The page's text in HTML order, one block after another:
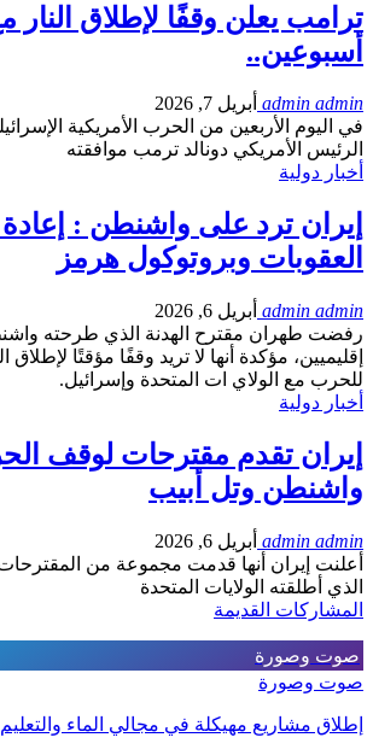
ترامب يعلن وقفًا لإطلاق النار
أسبوعين..
admin admin أبريل 7, 2026
في اليوم الأربعين من الحرب الأمريكية
الرئيس الأمريكي دونالد ترمب موافقته
أخبار دولية
إيران ترد على واشنطن : إعادة
العقوبات وبروتوكول هرمز
admin admin أبريل 6, 2026
رفضت طهران مقترح الهدنة الذي طرحته
إقليميين، مؤكدة أنها لا تريد وقفًا مؤقتًا لإطلاق
للحرب مع الولاي ات المتحدة وإسرائيل.
أخبار دولية
إيران تقدم مقترحات لوقف
واشنطن وتل أبيب
admin admin أبريل 6, 2026
أعلنت إيران أنها قدمت مجموعة من المقترحات
الذي أطلقته الولايات المتحدة
المشاركات القديمة
صوت وصورة
صوت وصورة
إطلاق مشاريع مهيكلة في مجالي الماء والتعليم